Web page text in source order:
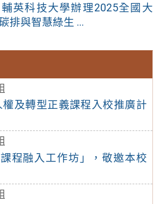
及轉型正義課程入校推廣計
程融入工作坊」，敬邀本校
輔英科技大學辦理2025全國大
排與智慧綠生 ...